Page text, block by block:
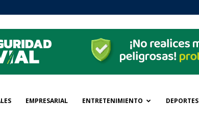
EMPRESARIAL ENTRETENIMIENTO DEPORTES